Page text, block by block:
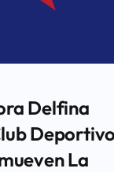
Delfina
Deportivo
La